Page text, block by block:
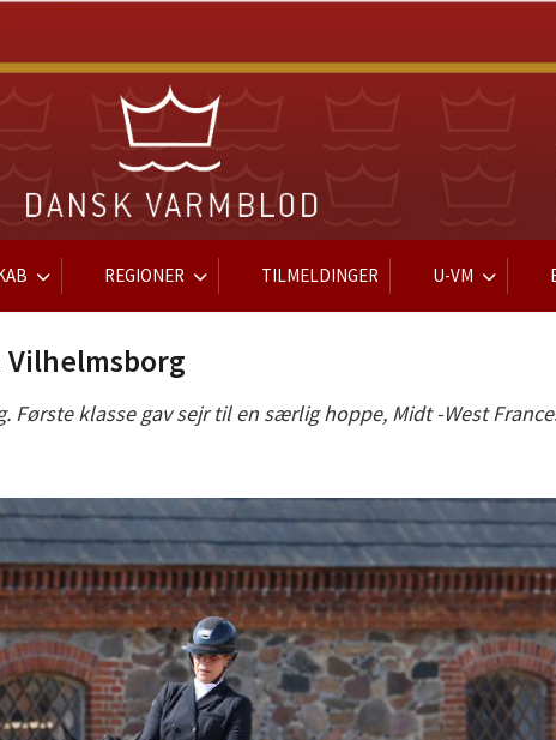
REGIONER TILMELDINGER U-VM
klasse gav sejr til en særlig hoppe, Midt -West